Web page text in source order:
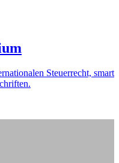
Steuerrecht, smart